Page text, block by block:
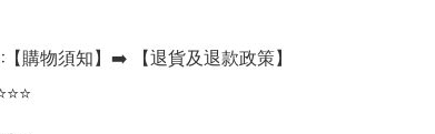
購物須知】➡️ 【退貨及退款政策】